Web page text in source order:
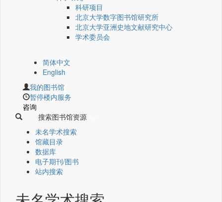
科研项目
北京大学数字图书馆研究所
北京大学亚洲史地文献研究中心
学术委员会
简体中文
English
我的图书馆
暂停楼内服务
咨询
搜索图书馆资源
未名学术搜索
馆藏目录
数据库
电子期刊/图书
站内搜索